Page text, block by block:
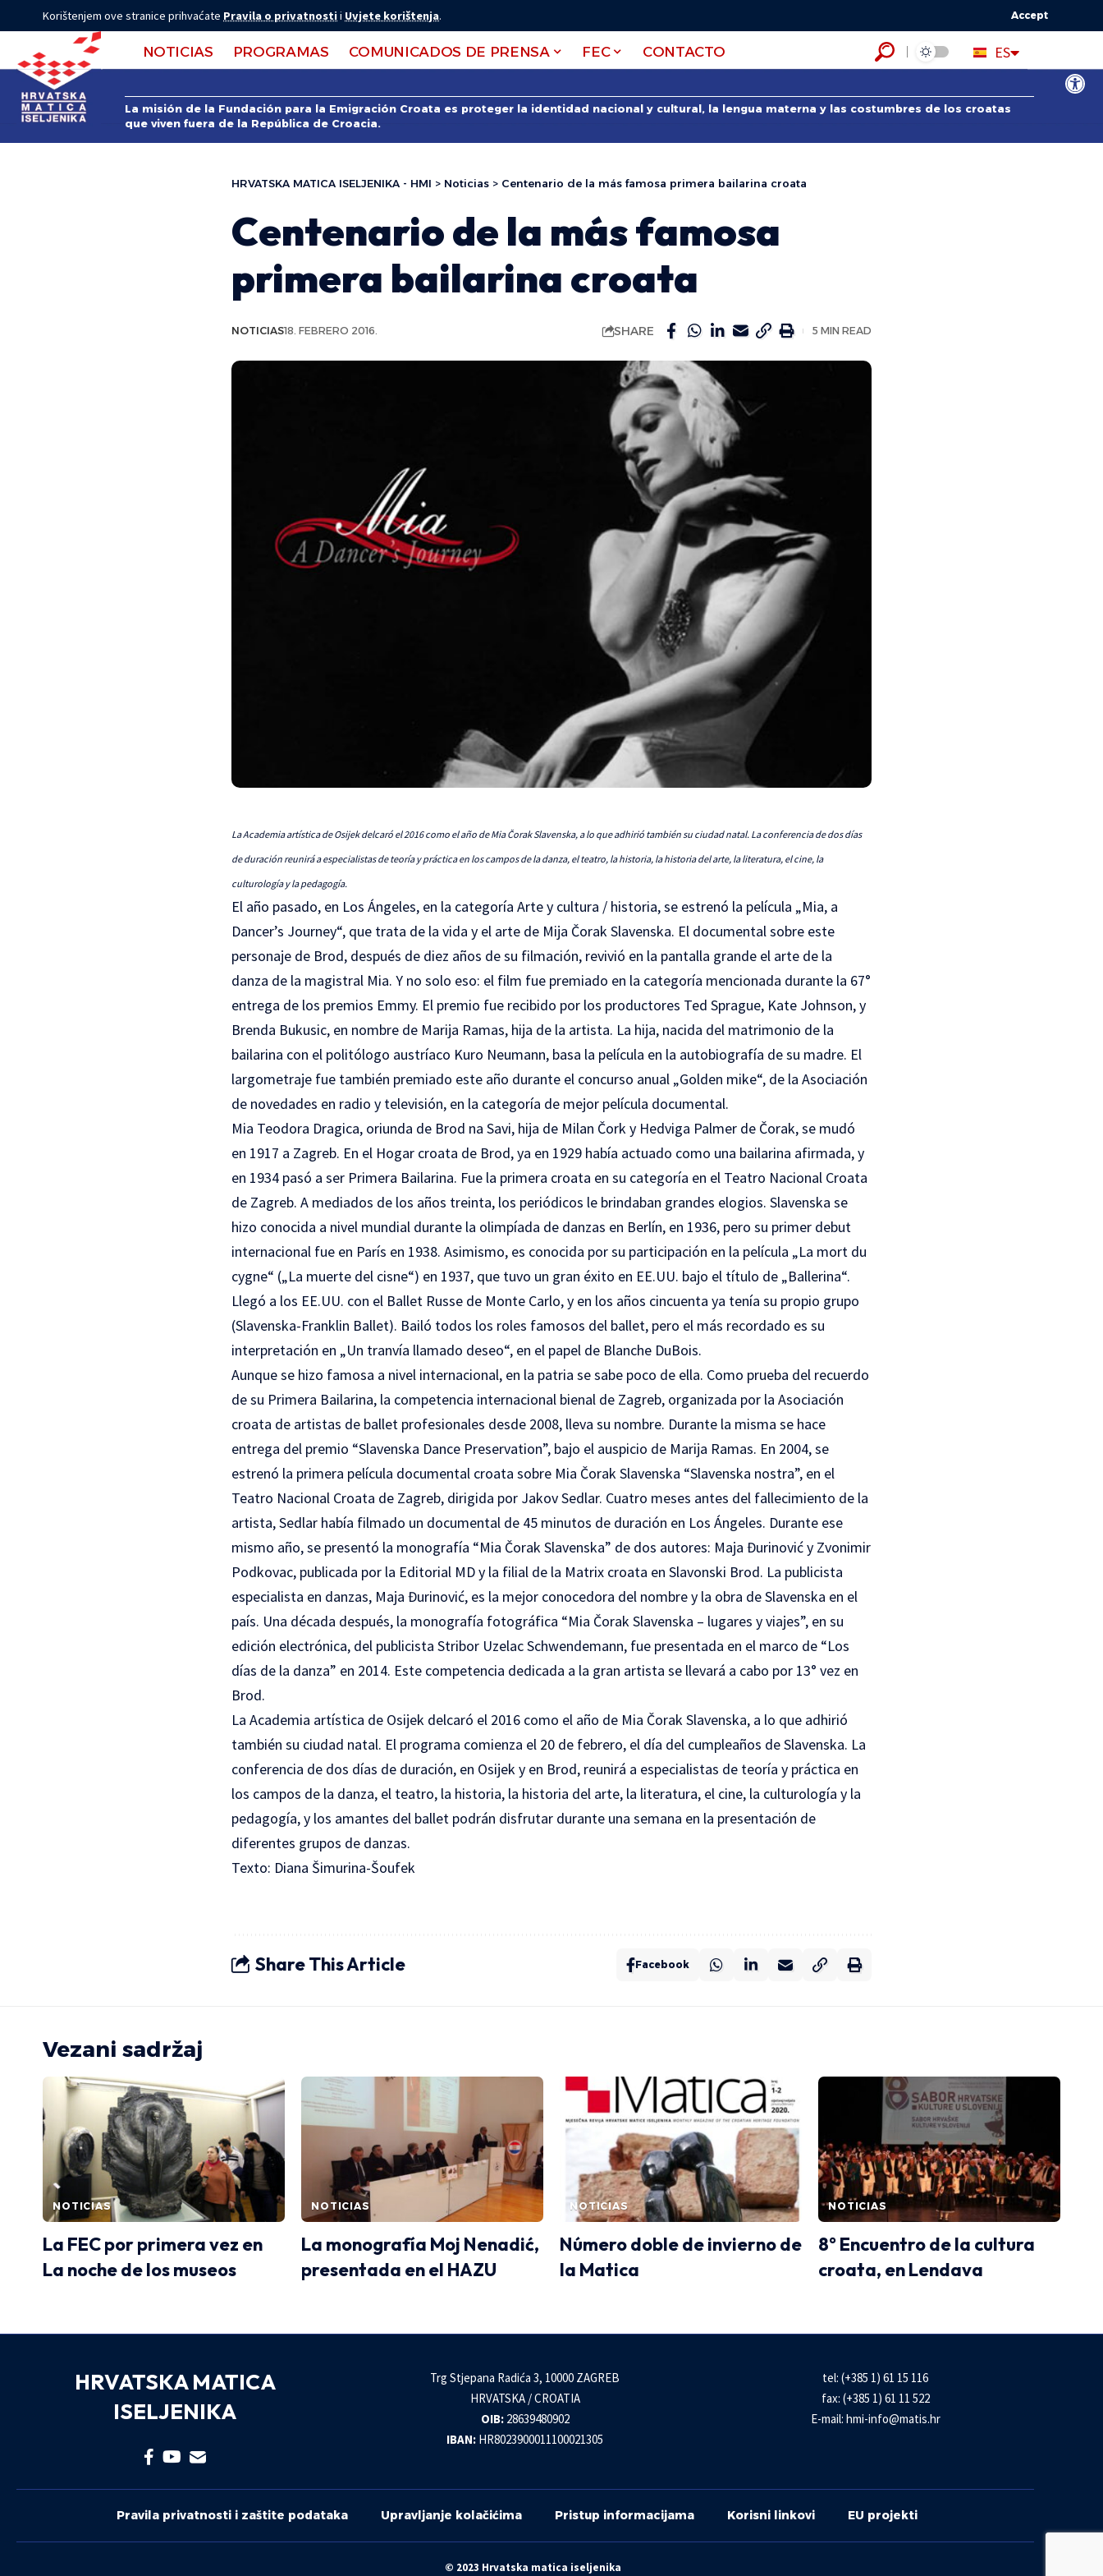
Abrir
Korištenjem ove stranice prihvaćate Pravila o privatnostii Uvjete korištenja. Accept
NOTICIAS PROGRAMAS COMUNICADOS DE PRENSA FEC CONTACTO ES
HR
EN
La misión de la Fundación para la Emigración Croata es proteger la identidad nacional y cultural, la lengua materna y las costumbres de los croatas
que viven fuera de la República de Croacia.
HRVATSKA MATICA ISELJENIKA - HMI > Noticias > Centenario de la más famosa primera bailarina croata
Centenario de la más famosa
primera bailarina croata
NOTICIAS18. FEBRERO 2016. SHARE 5 MIN READ
La Academia artística de Osijek delcaró el 2016 como el año de Mia Čorak Slavenska, a lo que adhirió también su ciudad natal. La conferencia de dos días
de duración reunirá a especialistas de teoría y práctica en los campos de la danza, el teatro, la historia, la historia del arte, la literatura, el cine, la
culturología y la pedagogía.
El año pasado, en Los Ángeles, en la categoría Arte y cultura / historia, se estrenó la película „Mia, a
Dancer’s Journey“, que trata de la vida y el arte de Mija Čorak Slavenska. El documental sobre este
personaje de Brod, después de diez años de su filmación, revivió en la pantalla grande el arte de la
danza de la magistral Mia. Y no solo eso: el film fue premiado en la categoría mencionada durante la 67°
entrega de los premios Emmy. El premio fue recibido por los productores Ted Sprague, Kate Johnson, y
Brenda Bukusic, en nombre de Marija Ramas, hija de la artista. La hija, nacida del matrimonio de la
bailarina con el politólogo austríaco Kuro Neumann, basa la película en la autobiografía de su madre. El
largometraje fue también premiado este año durante el concurso anual „Golden mike“, de la Asociación
de novedades en radio y televisión, en la categoría de mejor película documental.
Mia Teodora Dragica, oriunda de Brod na Savi, hija de Milan Čork y Hedviga Palmer de Čorak, se mudó
en 1917 a Zagreb. En el Hogar croata de Brod, ya en 1929 había actuado como una bailarina afirmada, y
en 1934 pasó a ser Primera Bailarina. Fue la primera croata en su categoría en el Teatro Nacional Croata
de Zagreb. A mediados de los años treinta, los periódicos le brindaban grandes elogios. Slavenska se
hizo conocida a nivel mundial durante la olimpíada de danzas en Berlín, en 1936, pero su primer debut
internacional fue en París en 1938. Asimismo, es conocida por su participación en la película „La mort du
cygne“ („La muerte del cisne“) en 1937, que tuvo un gran éxito en EE.UU. bajo el título de „Ballerina“.
Llegó a los EE.UU. con el Ballet Russe de Monte Carlo, y en los años cincuenta ya tenía su propio grupo
(Slavenska-Franklin Ballet). Bailó todos los roles famosos del ballet, pero el más recordado es su
interpretación en „Un tranvía llamado deseo“, en el papel de Blanche DuBois.
Aunque se hizo famosa a nivel internacional, en la patria se sabe poco de ella. Como prueba del recuerdo
de su Primera Bailarina, la competencia internacional bienal de Zagreb, organizada por la Asociación
croata de artistas de ballet profesionales desde 2008, lleva su nombre. Durante la misma se hace
entrega del premio “Slavenska Dance Preservation”, bajo el auspicio de Marija Ramas. En 2004, se
estrenó la primera película documental croata sobre Mia Čorak Slavenska “Slavenska nostra”, en el
Teatro Nacional Croata de Zagreb, dirigida por Jakov Sedlar. Cuatro meses antes del fallecimiento de la
artista, Sedlar había filmado un documental de 45 minutos de duración en Los Ángeles. Durante ese
mismo año, se presentó la monografía “Mia Čorak Slavenska” de dos autores: Maja Đurinović y Zvonimir
Podkovac, publicada por la Editorial MD y la filial de la Matrix croata en Slavonski Brod. La publicista
especialista en danzas, Maja Đurinović, es la mejor conocedora del nombre y la obra de Slavenska en el
país. Una década después, la monografía fotográfica “Mia Čorak Slavenska – lugares y viajes”, en su
edición electrónica, del publicista Stribor Uzelac Schwendemann, fue presentada en el marco de “Los
días de la danza” en 2014. Este competencia dedicada a la gran artista se llevará a cabo por 13° vez en
Brod.
La Academia artística de Osijek delcaró el 2016 como el año de Mia Čorak Slavenska, a lo que adhirió
también su ciudad natal. El programa comienza el 20 de febrero, el día del cumpleaños de Slavenska. La
conferencia de dos días de duración, en Osijek y en Brod, reunirá a especialistas de teoría y práctica en
los campos de la danza, el teatro, la historia, la historia del arte, la literatura, el cine, la culturología y la
pedagogía, y los amantes del ballet podrán disfrutar durante una semana en la presentación de
diferentes grupos de danzas.
Texto: Diana Šimurina-Šoufek
Share This Article Facebook
Vezani sadržaj
NOTICIAS
La FEC por primera vez en
La noche de los museos
NOTICIAS
La monografía Moj Nenadić,
presentada en el HAZU
NOTICIAS
Número doble de invierno de
la Matica
NOTICIAS
8° Encuentro de la cultura
croata, en Lendava
HRVATSKA MATICA
ISELJENIKA
Trg Stjepana Radića 3, 10000 ZAGREB
HRVATSKA / CROATIA
OIB:28639480902
IBAN: HR8023900011100021305
tel: (+385 1) 61 15 116
fax: (+385 1) 61 11 522
E-mail: hmi-info@matis.hr
Pravila privatnosti i zaštite podataka Upravljanje kolačićima Pristup informacijama Korisni linkovi EU projekti
© 2023 Hrvatska matica iseljenika